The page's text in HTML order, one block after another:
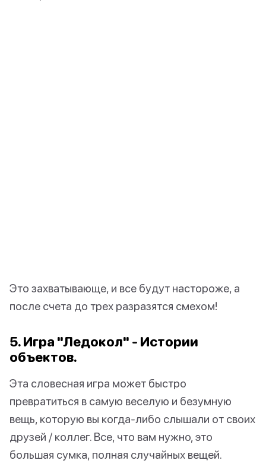
Это захватывающе, и все будут настороже, а
после счета до трех разразятся смехом!
5. Игра "Ледокол" - Истории
объектов.
Эта словесная игра может быстро
превратиться в самую веселую и безумную
вещь, которую вы когда-либо слышали от своих
друзей / коллег. Все, что вам нужно, это
большая сумка, полная случайных вещей.